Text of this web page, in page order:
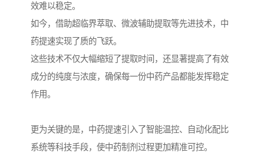
效难以稳定。
如今，借助超临界萃取、微波辅助提取等先进技术，中
药提速实现了质的飞跃。
这些技术不仅大幅缩短了提取时间，还显著提高了有效
成分的纯度与浓度，确保每一份中药产品都能发挥稳定
作用。
更为关键的是，中药提速引入了智能温控、自动化配比
系统等科技手段，使中药制剂过程更加精准可控。